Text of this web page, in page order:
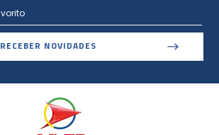
RECEBER NOVIDADES